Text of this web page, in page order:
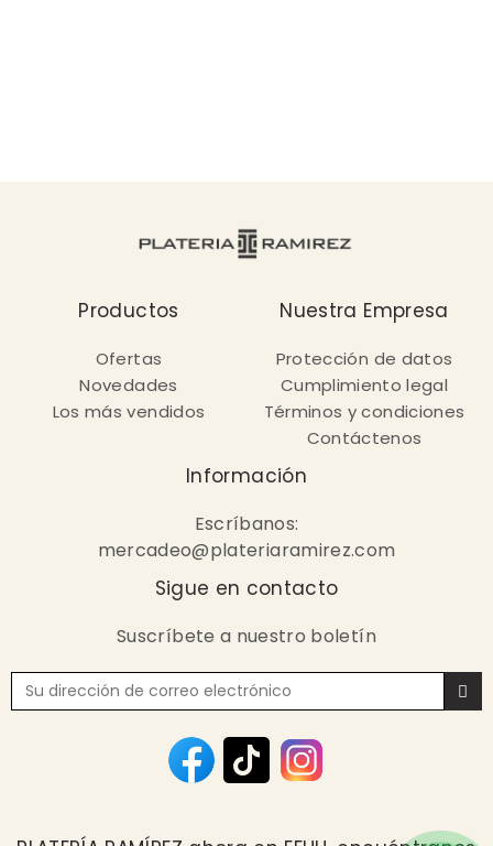
Productos
Ofertas
Novedades
Los más vendidos
Nuestra Empresa
Protección de datos
Cumplimiento legal
Términos y condiciones
Contáctenos
Información
Escríbanos:
mercadeo@plateriaramirez.com
Sigue en contacto
Suscríbete a nuestro boletín